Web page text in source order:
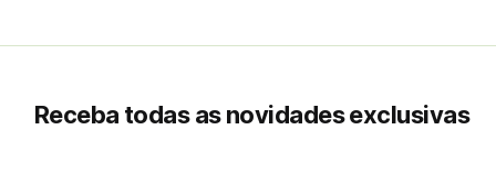
Receba todas as novidades exclusivas